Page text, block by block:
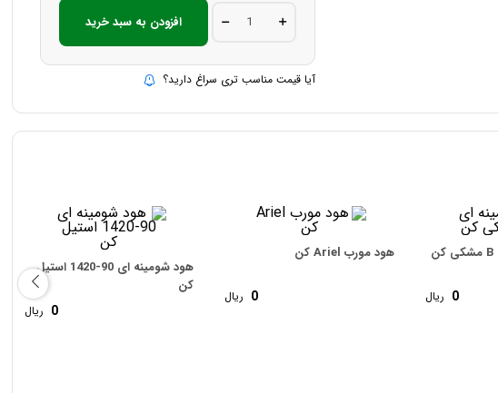
هود
مخفی
1440
مشکی
کن
افزودن به سبد خرید
آیا قیمت مناسب تری سراغ دارید؟
0 ریال
هود مورب Ariel کن
0 ریال
هود شومینه ای 90-1420 استیل
کن
0 ریال